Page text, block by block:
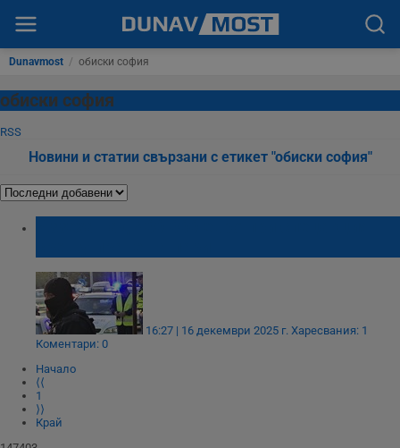
Dunavmost / обиски софия
обиски софия
RSS
Новини и статии свързани с етикет "обиски софия"
16:27 | 16 декември 2025 г. Харесвания: 1
Коментари: 0
Начало
⟨⟨
1
⟩⟩
Край